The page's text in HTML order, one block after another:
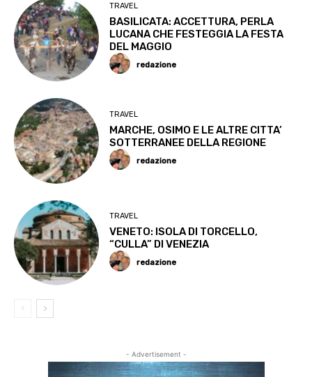
TRAVEL
BASILICATA: ACCETTURA, PERLA
LUCANA CHE FESTEGGIA LA FESTA
DEL MAGGIO
redazione
TRAVEL
MARCHE, OSIMO E LE ALTRE CITTA’
SOTTERRANEE DELLA REGIONE
redazione
TRAVEL
VENETO: ISOLA DI TORCELLO,
“CULLA” DI VENEZIA
redazione
- Advertisement -